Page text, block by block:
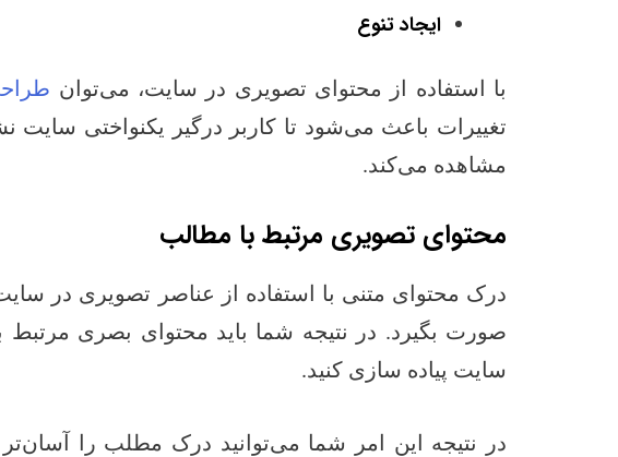
ایجاد تنوع
با استفاده از محتوای تصویری در سایت، می‌توان
تغییرات باعث می‌شود تا کاربر درگیر یکنواختی سایت
مشاهده می‌کند.
محتوای تصویری مرتبط با مطالب
درک محتوای متنی با استفاده از عناصر تصویری در
صورت بگیرد. در نتیجه شما باید محتوای بصری مرتبط
سایت پیاده سازی کنید.
در نتیجه این امر شما می‌توانید درک مطلب را